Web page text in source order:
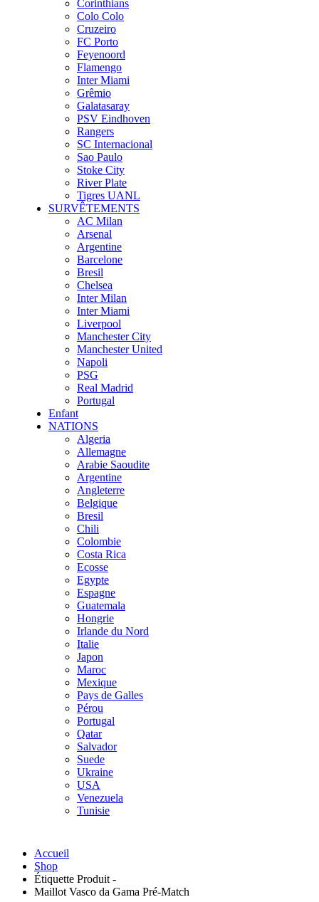
Corinthians
Colo Colo
Cruzeiro
FC Porto
Feyenoord
Flamengo
Inter Miami
Grêmio
Galatasaray
PSV Eindhoven
Rangers
SC Internacional
Sao Paulo
Stoke City
River Plate
Tigres UANL
SURVÊTEMENTS
AC Milan
Arsenal
Argentine
Barcelone
Bresil
Chelsea
Inter Milan
Inter Miami
Liverpool
Manchester City
Manchester United
Napoli
PSG
Real Madrid
Portugal
Enfant
NATIONS
Algeria
Allemagne
Arabie Saoudite
Argentine
Angleterre
Belgique
Bresil
Chili
Colombie
Costa Rica
Ecosse
Egypte
Espagne
Guatemala
Hongrie
Irlande du Nord
Italie
Japon
Maroc
Mexique
Pays de Galles
Pérou
Portugal
Qatar
Salvador
Suede
Ukraine
USA
Venezuela
Tunisie
Accueil
Shop
Étiquette Produit -
Maillot Vasco da Gama Pré-Match